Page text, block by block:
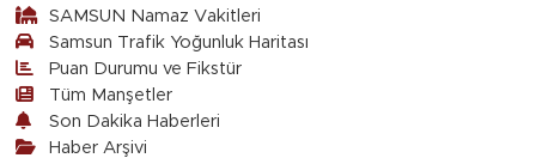
SAMSUN Namaz Vakitleri
Samsun Trafik Yoğunluk Haritası
Puan Durumu ve Fikstür
Tüm Manşetler
Son Dakika Haberleri
Haber Arşivi